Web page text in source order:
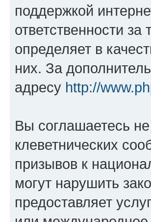
поддержкой
ответственности
определяет в
них. За
адресу http://
Вы соглашаетесь
клеветнических
призывов к
могут нарушить
предоставляет